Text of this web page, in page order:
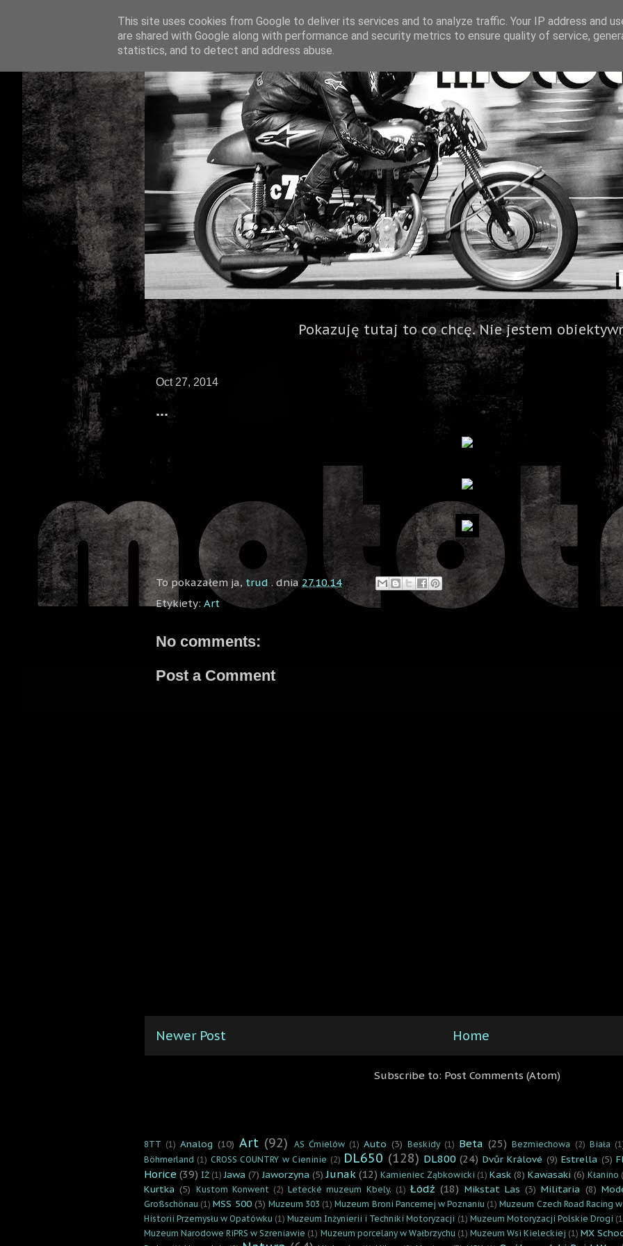
Pokazuję tutaj to co chcę. Nie jestem
Oct 27, 2014
...
To pokazałem ja, trud . dnia27.10.14
Etykiety: Art
No comments:
Post a Comment
Newer Post Home
Subscribe to: Post Comments (Atom)
8TT (1) Analog (10) Art (92) AS Ćmielów (1) Auto (3) Beskidy (1) Beta (25) Bezmiechowa (2) Biała
Böhmerland (1) CROSS COUNTRY w Cieninie (2) DL650 (128) DL800 (24) Dvůr Králové (9) Estrella (5)
Horice (39) IŻ (1) Jawa (7) Jaworzyna (5) Junak (12) Kamieniec Ząbkowicki (1) Kask (8) Kawasaki (6) Kłanino
Kurtka (5) Kustom Konwent (2) Letecké muzeum Kbely. (1) Łódź (18) Mikstat Las (3) Militaria (8)
Großschönau (1) MSS 500 (3) Muzeum 303 (1) Muzeum Broni Pancernej w Poznaniu (1) Muzeum Czech Road Racing
Historii Przemysłu w Opatówku (1) Muzeum Inżynierii i Techniki Motoryzacji (1) Muzeum Motoryzacji Polskie Drogi
Muzeum Narodowe RiPRS w Szreniawie (1) Muzeum porcelany w Wałbrzychu (1) Muzeum Wsi Kieleckiej (1) MX
This site uses cookies from Google to deliver its services and to analyze traffic. Your IP address and
are shared with Google along with performance and security metrics to ensure quality of service,
statistics, and to detect and address abuse.